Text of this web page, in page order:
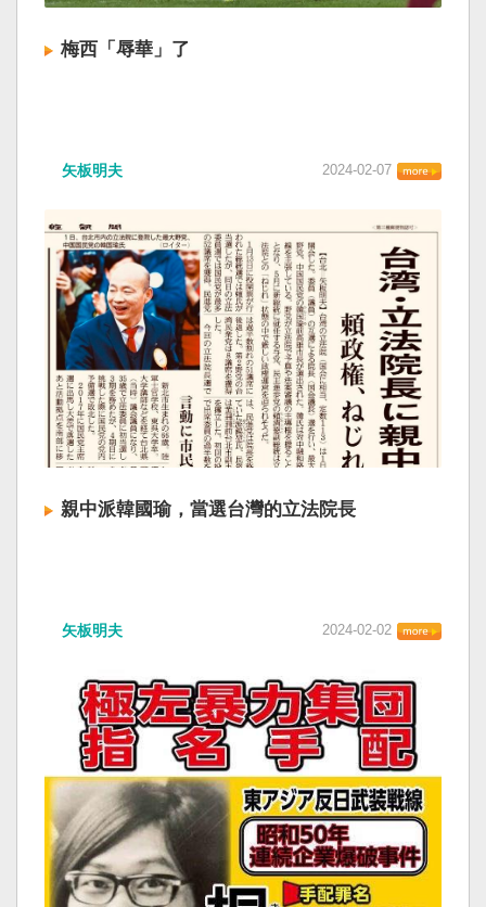
梅西「辱華」了
矢板明夫 2024-02-07
親中派韓國瑜，當選台灣的立法院長
矢板明夫 2024-02-02